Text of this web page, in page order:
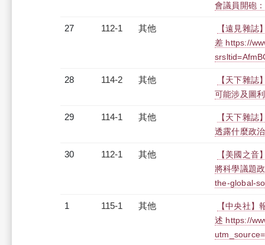
會議員開砲
27 112-1 其他
【遠見雜
差 https://
28 114-2 其他
【天下雜
可能涉及圖
29 114-1 其他
【天下雜
透露什麼政
30 112-1 其他
【美國之
將科學議題
the-global-
1 115-1 其他
【中央社
述 https://